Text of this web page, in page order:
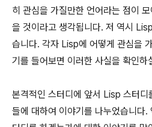
히 관심을 가질만한 언어라는 점이
을 것이라고 생각됩니다. 저 역시
습니다. 각자 Lisp에 어떻게 관심을
기를 들어보면 이러한 사실을 확인하
본격적인 스터디에 앞서 Lisp 스터디
들에 대하여 이야기를 나누었습니다.